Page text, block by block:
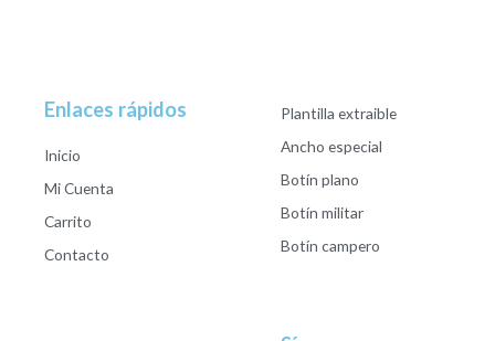
Enlaces rápidos
Inicio
Mi Cuenta
Carrito
Contacto
Plantilla extraible
Ancho especial
Botín plano
Botín militar
Botín campero